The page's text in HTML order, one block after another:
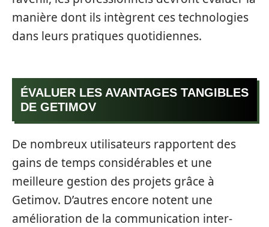
manière dont ils intègrent ces technologies
dans leurs pratiques quotidiennes.
ÉVALUER LES AVANTAGES TANGIBLES
DE GETIMOV
De nombreux utilisateurs rapportent des
gains de temps considérables et une
meilleure gestion des projets grâce à
Getimov. D’autres encore notent une
amélioration de la communication inter-